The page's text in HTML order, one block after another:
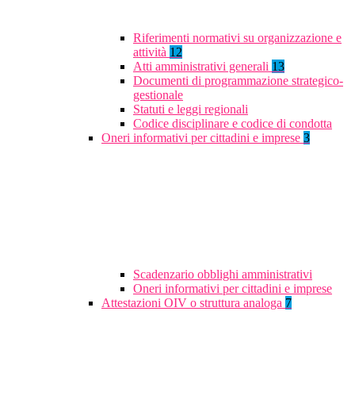
Riferimenti normativi su organizzazione e
attività 12
Atti amministrativi generali 13
Documenti di programmazione strategico-
gestionale
Statuti e leggi regionali
Codice disciplinare e codice di condotta
Oneri informativi per cittadini e imprese 3
Scadenzario obblighi amministrativi
Oneri informativi per cittadini e imprese
Attestazioni OIV o struttura analoga 7